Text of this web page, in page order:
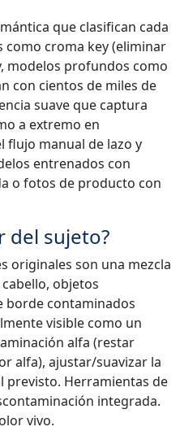
que clasifican cada
croma key (eliminar
modelos profundos como
con cientos de miles de
suave que captura
a extremo en
flujo manual de lazo y
entrenados con
o fotos de producto con
del sujeto?
originales son una mezcla
objetos
borde contaminados
visible como un
alfa (restar
alfa), ajustar/suavizar la
previsto. Herramientas de
integrada.
vivo.